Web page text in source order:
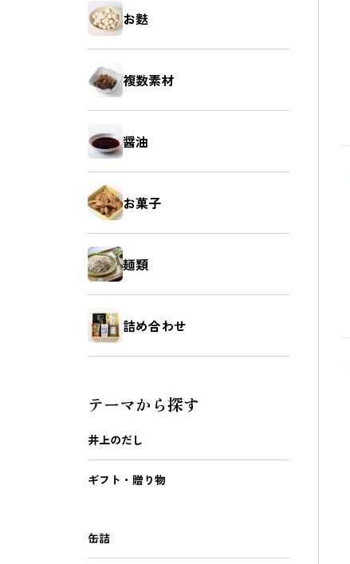
お麩
複数素材
醤油
お菓子
麺類
詰め合わせ
テーマから探す
井上のだし
ギフト・贈り物
缶詰